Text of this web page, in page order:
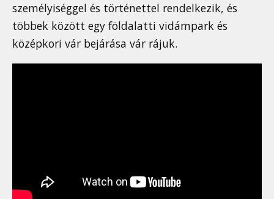
személyiséggel és történettel rendelkezik, és
többek között egy földalatti vidámpark és
középkori vár bejárása vár rájuk.